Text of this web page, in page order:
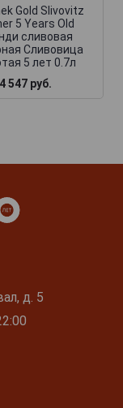
Gold Slivovitz
5 Years Old
сливовая
Сливовица
5 лет 0.7л
4 547 руб.
д. 5